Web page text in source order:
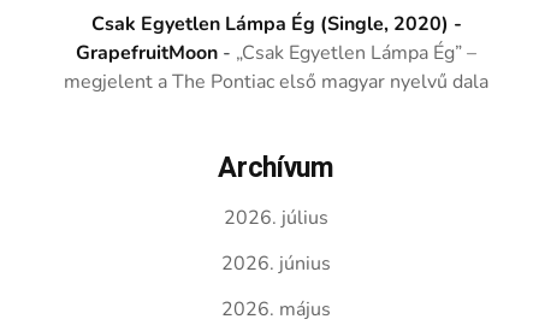
Csak Egyetlen Lámpa Ég (Single, 2020) -
GrapefruitMoon - „Csak Egyetlen Lámpa Ég” –
megjelent a The Pontiac első magyar nyelvű dala
Archívum
2026. július
2026. június
2026. május